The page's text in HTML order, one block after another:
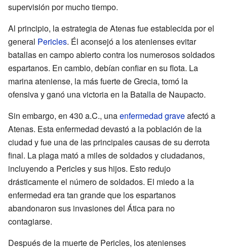
supervisión por mucho tiempo.
Al principio, la estrategia de Atenas fue establecida por el
general Pericles. Él aconsejó a los atenienses evitar
batallas en campo abierto contra los numerosos soldados
espartanos. En cambio, debían confiar en su flota. La
marina ateniense, la más fuerte de Grecia, tomó la
ofensiva y ganó una victoria en la Batalla de Naupacto.
Sin embargo, en 430 a.C., unaenfermedad graveafectó a
Atenas. Esta enfermedad devastó a la población de la
ciudad y fue una de las principales causas de su derrota
final. La plaga mató a miles de soldados y ciudadanos,
incluyendo a Pericles y sus hijos. Esto redujo
drásticamente el número de soldados. El miedo a la
enfermedad era tan grande que los espartanos
abandonaron sus invasiones del Ática para no
contagiarse.
Después de la muerte de Pericles, los atenienses